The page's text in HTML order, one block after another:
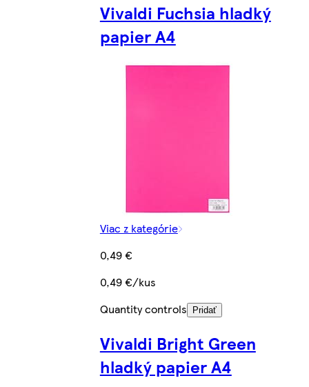
Vivaldi Fuchsia hladký
papier A4
Viac z kategórie
0,49 €
0,49 €/kus
Quantity controls
Pridať
Vivaldi Bright Green
hladký papier A4